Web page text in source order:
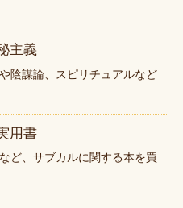
主義
陰謀論、スピリチュアルなど
用書
ど、サブカルに関する本を買